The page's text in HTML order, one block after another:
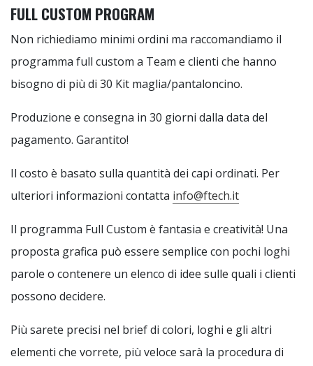
FULL CUSTOM PROGRAM
Non richiediamo minimi ordini ma raccomandiamo il
programma full custom a Team e clienti che hanno
bisogno di più di 30 Kit maglia/pantaloncino.
Produzione e consegna in 30 giorni dalla data del
pagamento. Garantito!
Il costo è basato sulla quantità dei capi ordinati. Per
ulteriori informazioni contatta info@ftech.it
Il programma Full Custom è fantasia e creatività! Una
proposta grafica può essere semplice con pochi loghi
parole o contenere un elenco di idee sulle quali i clienti
possono decidere.
Più sarete precisi nel brief di colori, loghi e gli altri
elementi che vorrete, più veloce sarà la procedura di